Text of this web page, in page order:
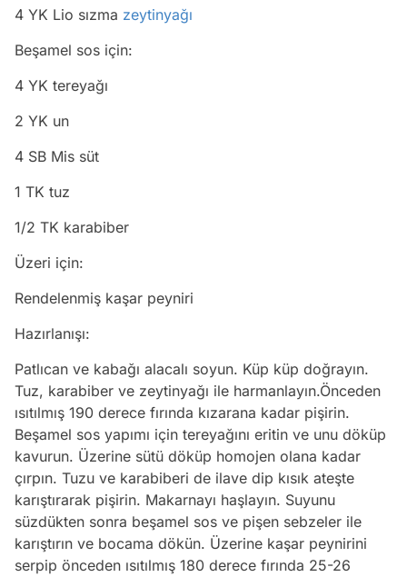
4 YK Lio sızma zeytinyağı
Beşamel sos için:
4 YK tereyağı
2 YK un
4 SB Mis süt
1 TK tuz
1/2 TK karabiber
Üzeri için:
Rendelenmiş kaşar peyniri
Hazırlanışı:
Patlıcan ve kabağı alacalı soyun. Küp küp doğrayın.
Tuz, karabiber ve zeytinyağı ile harmanlayın.Önceden
ısıtılmış 190 derece fırında kızarana kadar pişirin.
Beşamel sos yapımı için tereyağını eritin ve unu döküp
kavurun. Üzerine sütü döküp homojen olana kadar
çırpın. Tuzu ve karabiberi de ilave dip kısık ateşte
karıştırarak pişirin. Makarnayı haşlayın. Suyunu
süzdükten sonra beşamel sos ve pişen sebzeler ile
karıştırın ve bocama dökün. Üzerine kaşar peynirini
serpip önceden ısıtılmış 180 derece fırında 25-26